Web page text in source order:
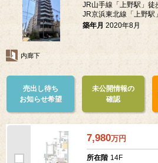
JR山手線「上野駅」徒
JR京浜東北線「上野駅
築年月 2020年8月
内廊下
売出し待ち
お知らせ希望
未公開情報の
確認
7,980万円
所在階 14F